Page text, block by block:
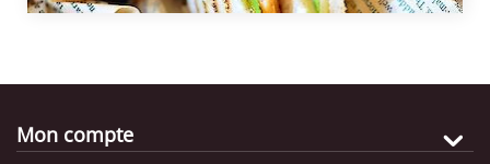
Mon compte